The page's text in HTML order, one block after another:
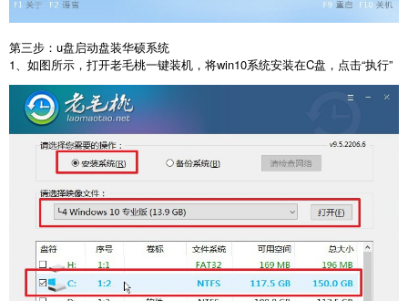
第三步：u盘启动盘装华硕系统
1、如图所示，打开老毛桃一键装机，将win10系统安装在C盘，点击“执行”